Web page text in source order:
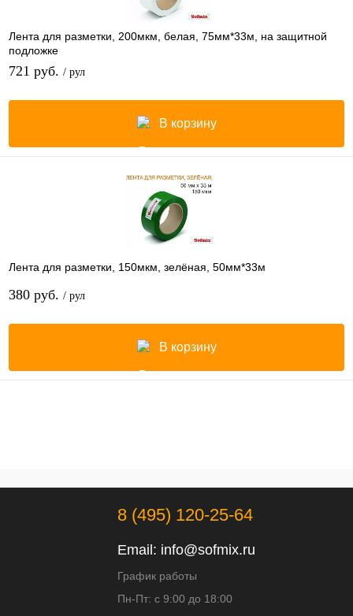
Лента для разметки, 200мкм, белая, 75мм*33м, на защитной
подложке
721 руб. / рул
В корзину
Лента для разметки, 150мкм, зелёная, 50мм*33м
380 руб. / рул
В корзину
8 (495) 120-25-64
Email: info@sofmix.ru
График работы
Пн-Пт: с 9:00 до 18:00